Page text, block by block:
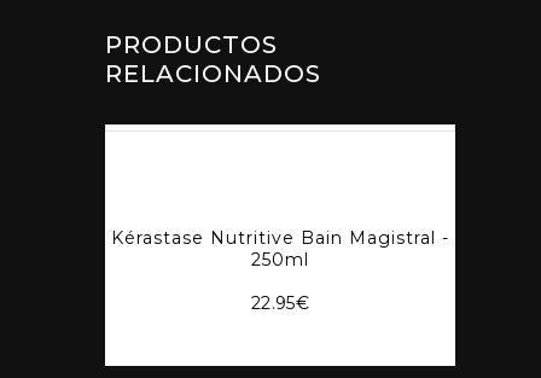
PRODUCTOS
RELACIONADOS
Kérastase Nutritive Bain Magistral -
250ml
22.95€